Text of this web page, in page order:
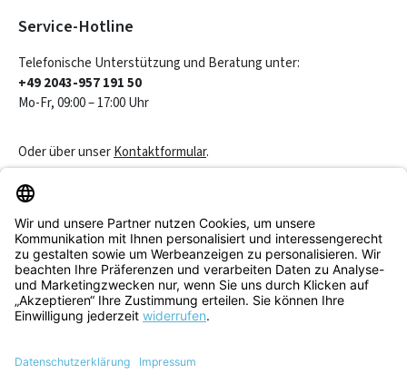
Service-Hotline
Telefonische Unterstützung und Beratung unter:
+49 2043-957 191 50
Mo-Fr, 09:00 – 17:00 Uhr
Oder über unserKontaktformular.
Service & Beratung
Informationen